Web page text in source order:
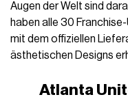
Augen der Welt sind
haben alle 30
mit dem offiziellen
ästhetischen Designs
Atlanta